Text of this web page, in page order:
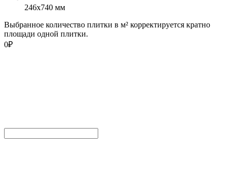
246x740 мм
Выбранное количество плитки в м² корректируется кратно
площади одной плитки.
0₽